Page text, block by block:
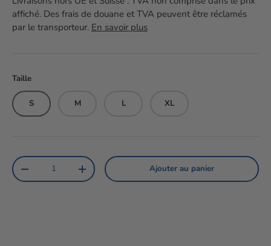
affiché. Des frais de douane et TVA peuvent être réclamés
par le transporteur. En savoir plus
Taille
S M L XL
Qté
Diminuer la quantitéAugmenter la quantitéAjouter au panier